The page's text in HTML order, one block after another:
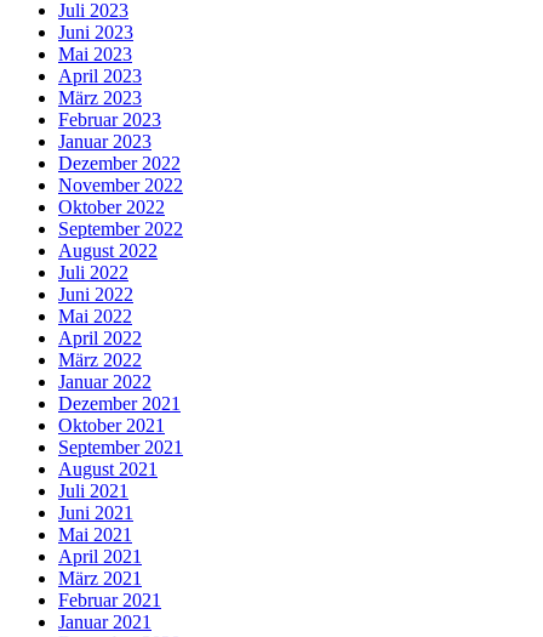
Juli 2023
Juni 2023
Mai 2023
April 2023
März 2023
Februar 2023
Januar 2023
Dezember 2022
November 2022
Oktober 2022
September 2022
August 2022
Juli 2022
Juni 2022
Mai 2022
April 2022
März 2022
Januar 2022
Dezember 2021
Oktober 2021
September 2021
August 2021
Juli 2021
Juni 2021
Mai 2021
April 2021
März 2021
Februar 2021
Januar 2021